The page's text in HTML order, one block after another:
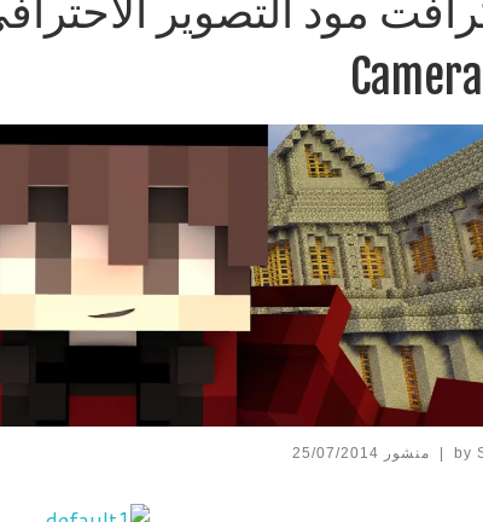
by
| منشور 25/07/2014